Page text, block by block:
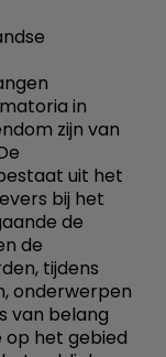
in
zijn van
uit het
bij het
de
de
tijdens
onderwerpen
van belang
op het gebied